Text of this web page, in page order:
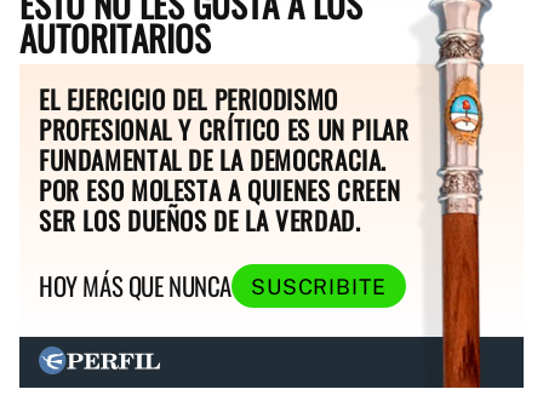
AUTORITARIOS
EL EJERCICIO DEL PERIODISMO
PROFESIONAL Y CRÍTICO ES UN PILAR
FUNDAMENTAL DE LA DEMOCRACIA.
POR ESO MOLESTA A QUIENES CREEN
SER LOS DUEÑOS DE LA VERDAD.
HOY MÁS QUE NUNCA
SUSCRIBITE